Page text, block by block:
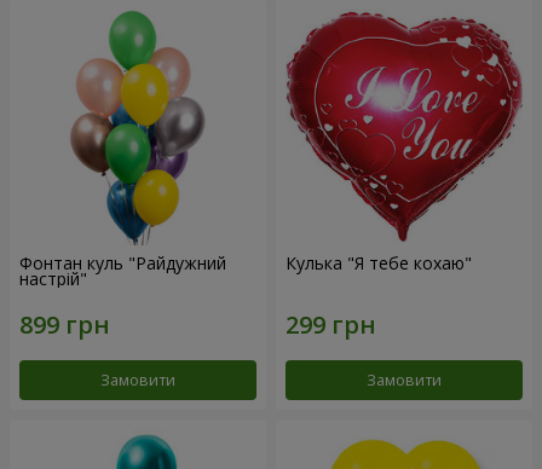
Фонтан куль "Райдужний
настрій"
Замовити
Кулька "Я тебе кохаю"
Замовити